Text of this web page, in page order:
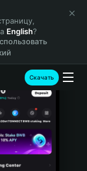
English?
Скачать